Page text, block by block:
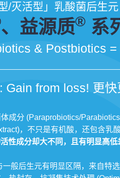
/灭活型」乳酸菌后生元
、益源质®系
& Postbiotics
from loss! 更快
成分 (Paraprobiotics/
，不只是有机酸，还包含乳
性成分却大不同，且有明显高低
般后生元有明显区隔，来自特